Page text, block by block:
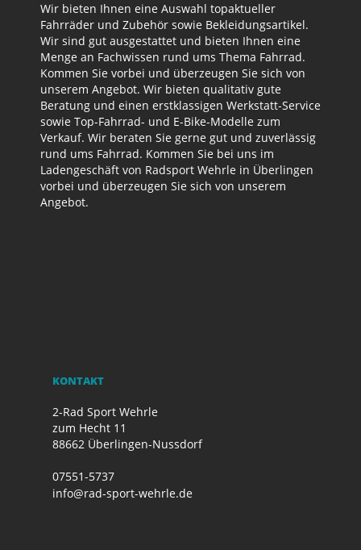
Wir bieten Ihnen eine Auswahl topaktueller
Fahrräder und Zubehör sowie Bekleidungsartikel.
Wir sind gut ausgestattet und bieten Ihnen eine
Menge an Fachwissen rund ums Thema Fahrrad.
Kommen Sie vorbei und überzeugen Sie sich von
unserem Angebot. Wir bieten qualitativ gute
Beratung und einen erstklassigen Werkstatt-Service
sowie Top-Fahrrad- und E-Bike-Modelle zum
Verkauf. Wir beraten Sie gerne gut und zuverlässig
rund ums Fahrrad. Kommen Sie bei uns im
Ladengeschäft von Radsport Wehrle in Überlingen
vorbei und überzeugen Sie sich von unserem
Angebot.
KONTAKT
2-Rad Sport Wehrle
zum Hecht 11
88662 Überlingen-Nussdorf
07551-5737
info@rad-sport-wehrle.de